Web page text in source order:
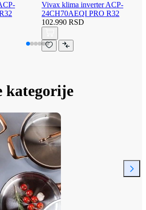
Vivax klima inverter ACP-
24CH70AEQI PRO R32
102.990 RSD
kategorije